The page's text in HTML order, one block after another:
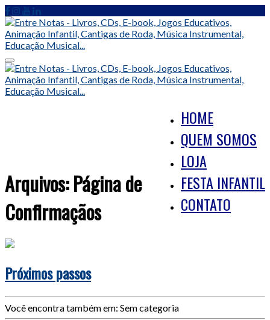
Skip
to
content
Toggle
navigation
HOME
QUEM SOMOS
LOJA
FESTA INFANTIL
CONTATO
Arquivos:Página de
Confirmaçãos
Próximos passos
Você encontra também em: Sem categoria